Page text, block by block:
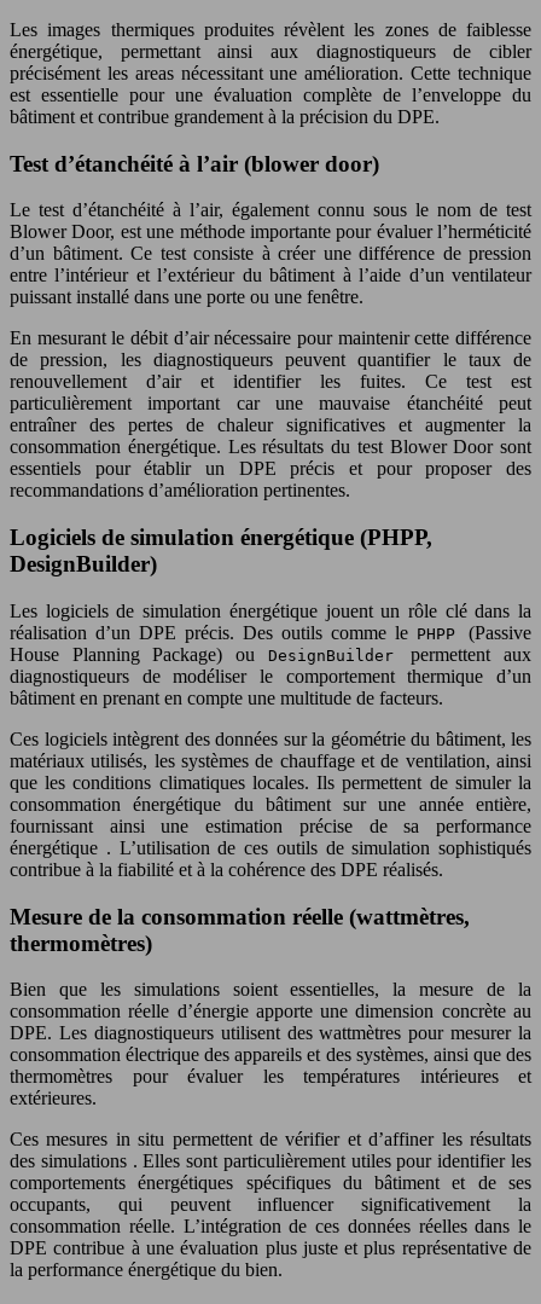
Les images thermiques produites révèlent les zones de faiblesse
énergétique, permettant ainsi aux diagnostiqueurs de cibler
précisément les areas nécessitant une amélioration. Cette technique
est essentielle pour une évaluation complète de l’enveloppe du
bâtiment et contribue grandement à la précision du DPE.
Test d’étanchéité à l’air (blower door)
Le test d’étanchéité à l’air, également connu sous le nom de test
Blower Door, est une méthode importante pour évaluer l’herméticité
d’un bâtiment. Ce test consiste à créer une différence de pression
entre l’intérieur et l’extérieur du bâtiment à l’aide d’un ventilateur
puissant installé dans une porte ou une fenêtre.
En mesurant le débit d’air nécessaire pour maintenir cette différence
de pression, les diagnostiqueurs peuvent quantifier le taux de
renouvellement d’air et identifier les fuites. Ce test est
particulièrement important car une mauvaise étanchéité peut
entraîner des pertes de chaleur significatives et augmenter la
consommation énergétique. Les résultats du test Blower Door sont
essentiels pour établir un DPE précis et pour proposer des
recommandations d’amélioration pertinentes.
Logiciels de simulation énergétique (PHPP,
DesignBuilder)
Les logiciels de simulation énergétique jouent un rôle clé dans la
réalisation d’un DPE précis. Des outils comme le PHPP (Passive
House Planning Package) ou
DesignBuilderpermettent aux
diagnostiqueurs de modéliser le comportement thermique d’un
bâtiment en prenant en compte une multitude de facteurs.
Ces logiciels intègrent des données sur la géométrie du bâtiment, les
matériaux utilisés, les systèmes de chauffage et de ventilation, ainsi
que les conditions climatiques locales. Ils permettent de simuler la
consommation énergétique du bâtiment sur une année entière,
fournissant ainsi une estimation précise de sa performance
énergétique . L’utilisation de ces outils de simulation sophistiqués
contribue à la fiabilité et à la cohérence des DPE réalisés.
Mesure de la consommation réelle (wattmètres,
thermomètres)
Bien que les simulations soient essentielles, la mesure de la
consommation réelle d’énergie apporte une dimension concrète au
DPE. Les diagnostiqueurs utilisent des wattmètres pour mesurer la
consommation électrique des appareils et des systèmes, ainsi que des
thermomètres pour évaluer les températures intérieures et
extérieures.
Ces mesures in situ permettent de vérifier et d’affiner les résultats
des simulations . Elles sont particulièrement utiles pour identifier les
comportements énergétiques spécifiques du bâtiment et de ses
occupants, qui peuvent influencer significativement la
consommation réelle. L’intégration de ces données réelles dans le
DPE contribue à une évaluation plus juste et plus représentative de
la performance énergétique du bien.